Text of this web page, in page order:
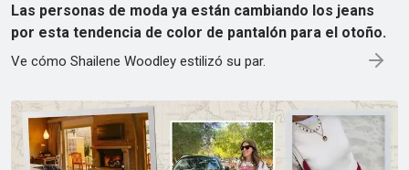
Las personas de moda ya están cambiando los jeans
por esta tendencia de color de pantalón para el otoño.
Ve cómo Shailene Woodley estilizó su par.